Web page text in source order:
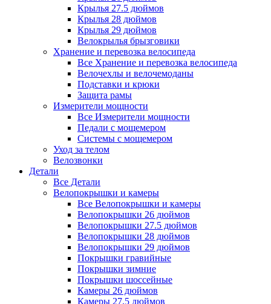
Крылья 27.5 дюймов
Крылья 28 дюймов
Крылья 29 дюймов
Велокрылья брызговики
Хранение и перевозка велосипеда
Все Хранение и перевозка велосипеда
Велочехлы и велочемоданы
Подставки и крюки
Защита рамы
Измерители мощности
Все Измерители мощности
Педали с мощемером
Системы с мощемером
Уход за телом
Велозвонки
Детали
Все Детали
Велопокрышки и камеры
Все Велопокрышки и камеры
Велопокрышки 26 дюймов
Велопокрышки 27.5 дюймов
Велопокрышки 28 дюймов
Велопокрышки 29 дюймов
Покрышки гравийные
Покрышки зимние
Покрышки шоссейные
Камеры 26 дюймов
Камеры 27.5 дюймов